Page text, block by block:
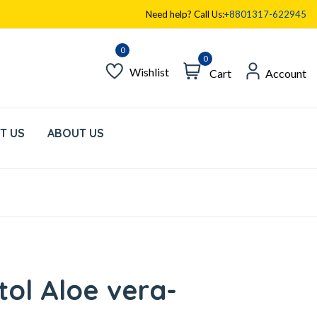
Need help? Call Us:+8801317-622945
Wishlist
0
Cart Account
US ABOUT US
Aloe vera-